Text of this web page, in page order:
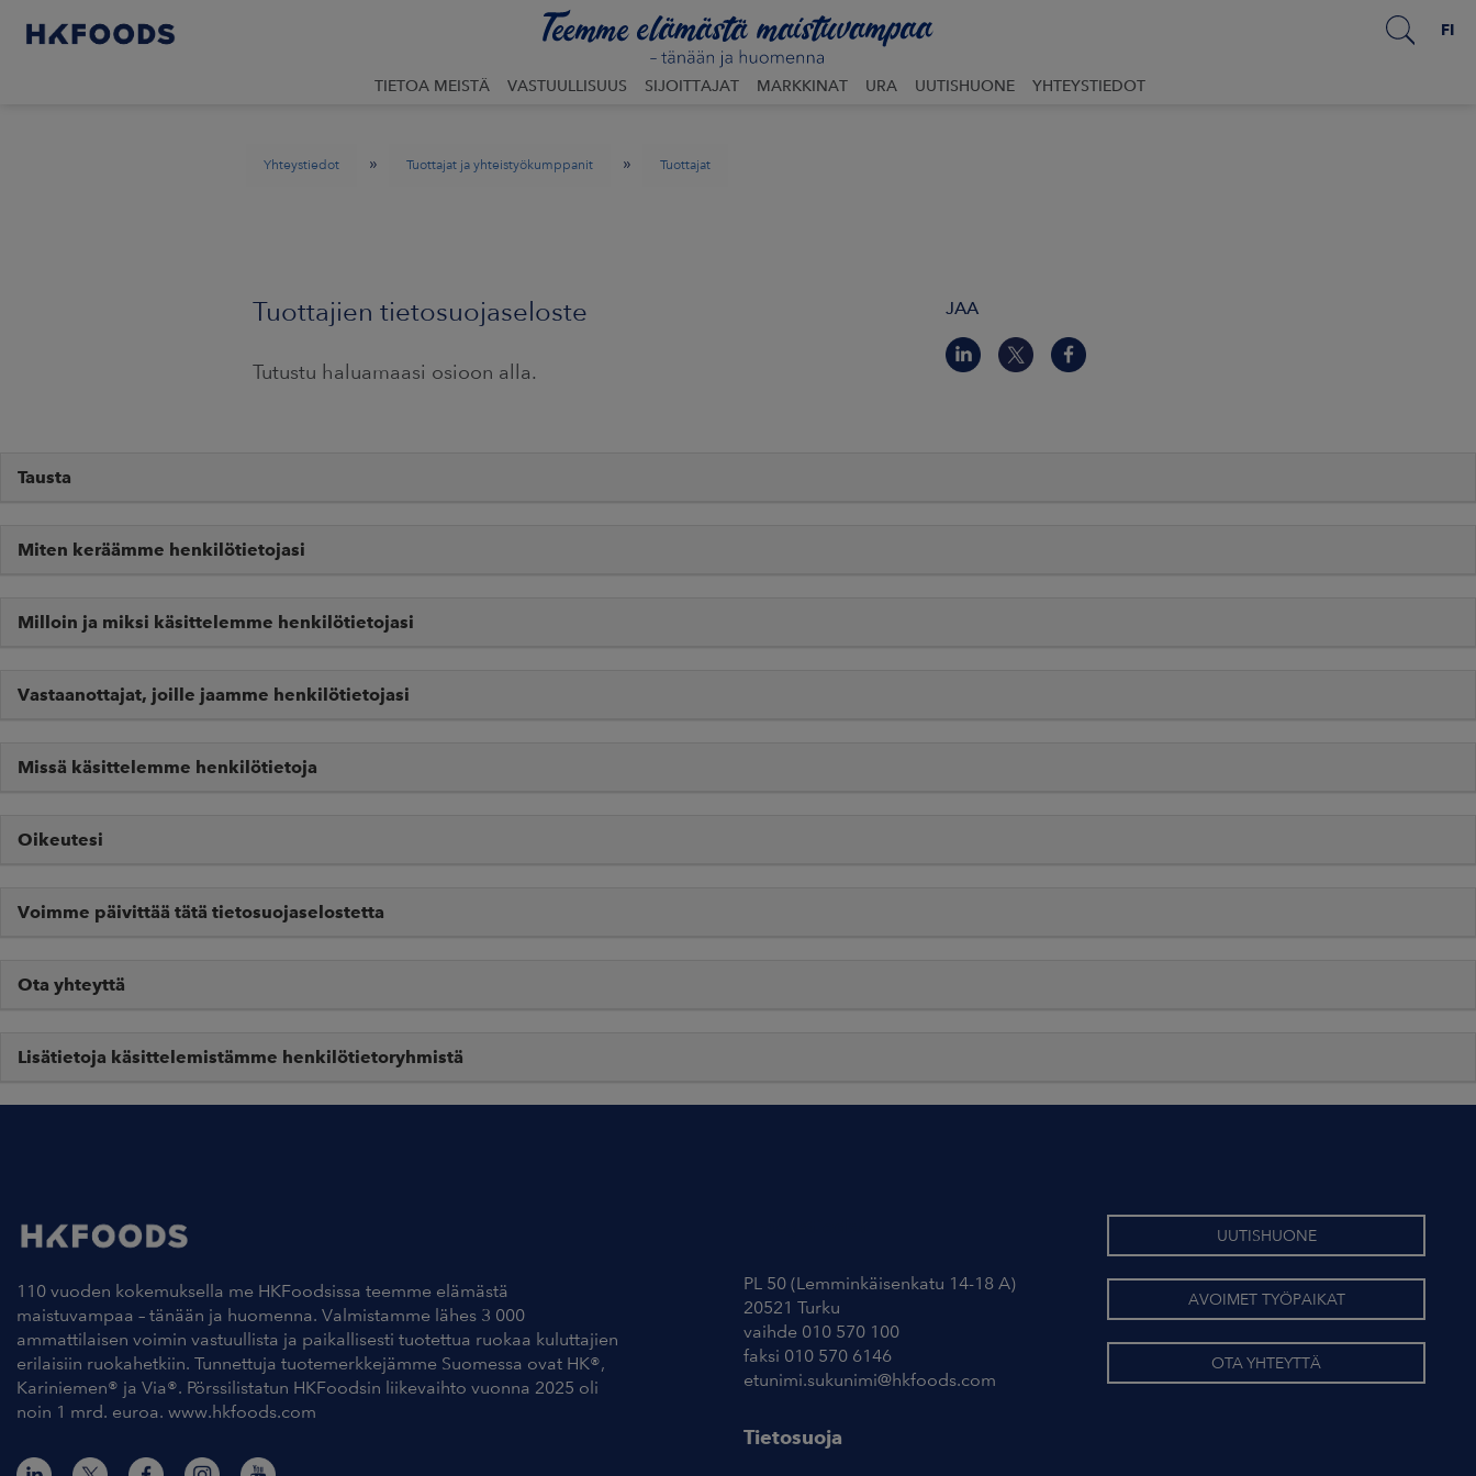
FI
TIETOA MEISTÄ VASTUULLISUUS SIJOITTAJAT MARKKINAT URA UUTISHUONE YHTEYSTIEDOT
Yhteystiedot » Tuottajat ja yhteistyökumppanit » Tuottajat
Tuottajien tietosuojaseloste
Tutustu haluamaasi osioon alla.
JAA
Tausta
Miten keräämme henkilötietojasi
Milloin ja miksi käsittelemme henkilötietojasi
Vastaanottajat, joille jaamme henkilötietojasi
Missä käsittelemme henkilötietoja
Oikeutesi
Voimme päivittää tätä tietosuojaselostetta
Ota yhteyttä
Lisätietoja käsittelemistämme henkilötietoryhmistä
110 vuoden kokemuksella me HKFoodsissa teemme elämästä
maistuvampaa – tänään ja huomenna. Valmistamme lähes 3 000
ammattilaisen voimin vastuullista ja paikallisesti tuotettua ruokaa kuluttajien
erilaisiin ruokahetkiin. Tunnettuja tuotemerkkejämme Suomessa ovat HK®,
Kariniemen® ja Via®. Pörssilistatun HKFoodsin liikevaihto vuonna 2025 oli
noin 1 mrd. euroa. www.hkfoods.com
PL 50 (Lemminkäisenkatu 14-18 A)
20521 Turku
vaihde 010 570 100
faksi 010 570 6146
etunimi.sukunimi@hkfoods.com
Tietosuoja
UUTISHUONE
AVOIMET TYÖPAIKAT
OTA YHTEYTTÄ